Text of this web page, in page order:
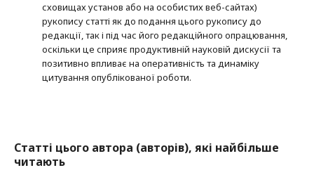
сховищах установ або на особистих веб-сайтах)
рукопису статті як до подання цього рукопису до
редакції, так і під час його редакційного опрацювання,
оскільки це сприяє продуктивній науковій дискусії та
позитивно впливає на оперативність та динаміку
цитування опублікованої роботи.
Статті цього автора (авторів), які найбільше
читають